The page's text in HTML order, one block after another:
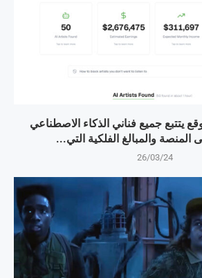
يتتبع جميع فناني الذكاء الاصطناعي
المنصة والمبالغ الفلكية التي...
26/03/24